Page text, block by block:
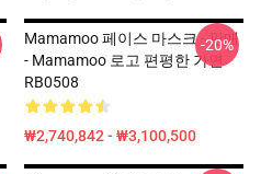
Mamamoo 페이스 마스크 - 판매
- Mamamoo 로고 편평한 가면
RB0508
₩2,740,842 - ₩3,100,500
-20%